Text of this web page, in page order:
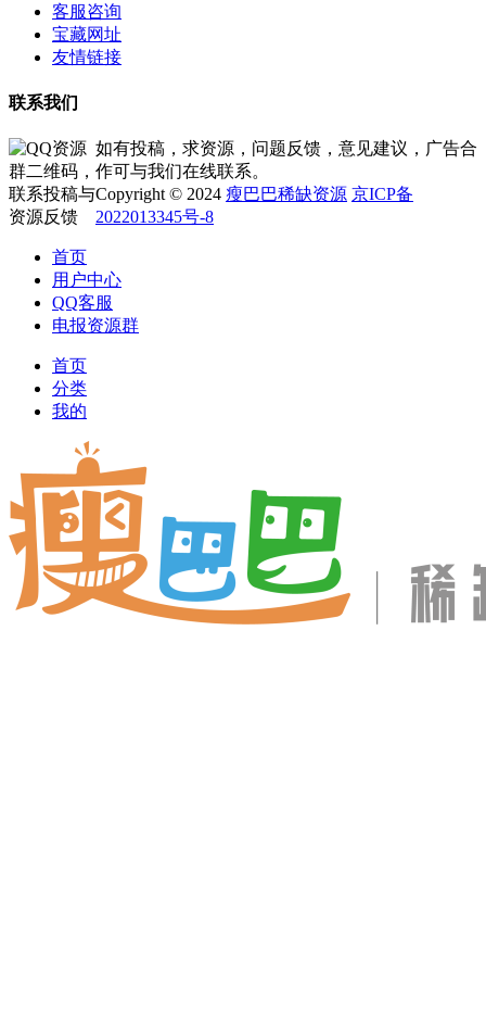
客服咨询
宝藏网址
友情链接
联系我们
如有投稿，求资源，问题反馈，意见建议，广告合
作可与我们在线联系。
Copyright © 2024 瘦巴巴稀缺资源 京ICP备
2022013345号-8
首页
用户中心
QQ客服
电报资源群
首页
分类
我的